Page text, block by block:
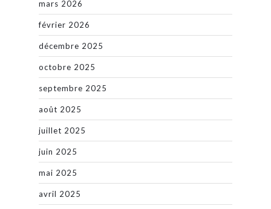
mars 2026
février 2026
décembre 2025
octobre 2025
septembre 2025
août 2025
juillet 2025
juin 2025
mai 2025
avril 2025